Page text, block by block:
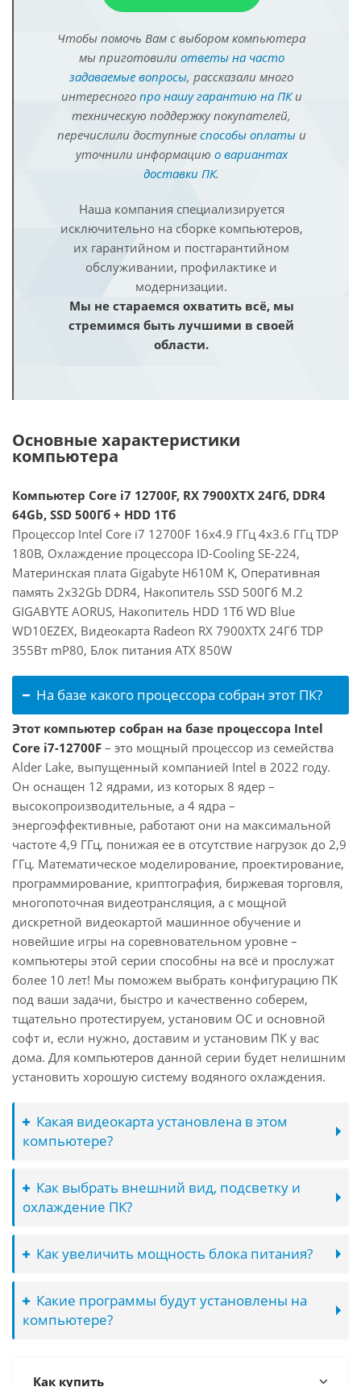
Чтобы помочь Вам с выбором компьютера
мы приготовили ответы на часто
задаваемые вопросы, рассказали много
интересного про нашу гарантию на ПКи
техническую поддержку покупателей,
перечислили доступные способы оплатыи
уточнили информацию о вариантах
доставки ПК.
Наша компания специализируется
исключительно на сборке компьютеров,
их гарантийном и постгарантийном
обслуживании, профилактике и
модернизации.
Мы не стараемся охватить всё, мы
стремимся быть лучшими в своей
области.
Основные характеристики
компьютера
Компьютер Core i7 12700F, RX 7900XTX 24Гб, DDR4
64Gb, SSD 500Гб + HDD 1Тб
Процессор Intel Core i7 12700F 16x4.9 ГГц 4x3.6 ГГц TDP
180В, Охлаждение процессора ID-Cooling SE-224,
Материнская плата Gigabyte H610M K, Оперативная
память 2x32Gb DDR4, Накопитель SSD 500Гб M.2
GIGABYTE AORUS, Накопитель HDD 1Тб WD Blue
WD10EZEX, Видеокарта Radeon RX 7900XTX 24Гб TDP
355Вт mP80, Блок питания ATX 850W
На базе какого процессора собран этот ПК?
Этот компьютер собран на базе процессора Intel
Core i7-12700F – это мощный процессор из семейства
Alder Lake, выпущенный компанией Intel в 2022 году.
Он оснащен 12 ядрами, из которых 8 ядер –
высокопроизводительные, а 4 ядра –
энергоэффективные, работают они на максимальной
частоте 4,9 ГГц, понижая ее в отсутствие нагрузок до 2,9
ГГц. Математическое моделирование, проектирование,
программирование, криптография, биржевая торговля,
многопоточная видеотрансляция, а с мощной
дискретной видеокартой машинное обучение и
новейшие игры на соревновательном уровне –
компьютеры этой серии способны на всё и прослужат
более 10 лет! Мы поможем выбрать конфигурацию ПК
под ваши задачи, быстро и качественно соберем,
тщательно протестируем, установим ОС и основной
софт и, если нужно, доставим и установим ПК у вас
дома. Для компьютеров данной серии будет нелишним
установить хорошую систему водяного охлаждения.
Какая видеокарта установлена в этом
компьютере?
Как выбрать внешний вид, подсветку и
охлаждение ПК?
Как увеличить мощность блока питания?
Какие программы будут установлены на
компьютере?
Как купить